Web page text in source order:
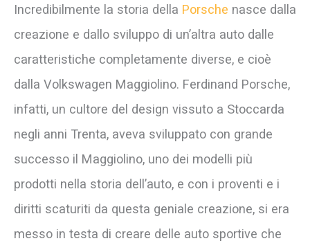
Incredibilmente la storia della Porsche nasce dalla
creazione e dallo sviluppo di un’altra auto dalle
caratteristiche completamente diverse, e cioè
dalla Volkswagen Maggiolino. Ferdinand Porsche,
infatti, un cultore del design vissuto a Stoccarda
negli anni Trenta, aveva sviluppato con grande
successo il Maggiolino, uno dei modelli più
prodotti nella storia dell’auto, e con i proventi e i
diritti scaturiti da questa geniale creazione, si era
messo in testa di creare delle auto sportive che